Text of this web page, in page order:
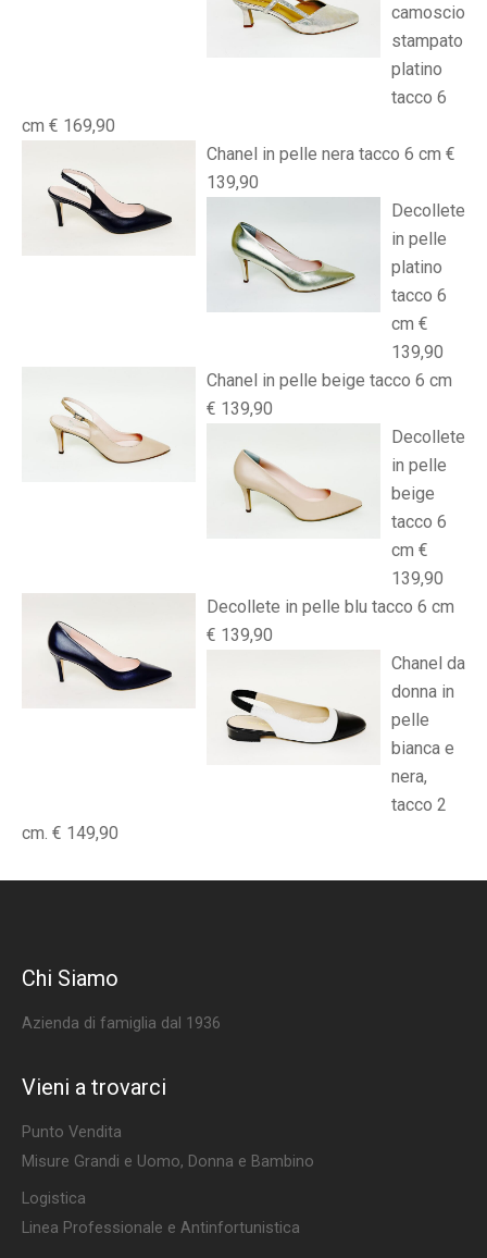
camoscio
stampato
platino
tacco 6
cm € 169,90
Chanel in pelle nera tacco 6 cm €
139,90
Decollete
in pelle
platino
tacco 6
cm €
139,90
Chanel in pelle beige tacco 6 cm
€ 139,90
Decollete
in pelle
beige
tacco 6
cm €
139,90
Decollete in pelle blu tacco 6 cm
€ 139,90
Chanel da
donna in
pelle
bianca e
nera,
tacco 2
cm. € 149,90
Chi Siamo
Azienda di famiglia dal 1936
Vieni a trovarci
Punto Vendita
Misure Grandi e Uomo, Donna e Bambino
Logistica
Linea Professionale e Antinfortunistica